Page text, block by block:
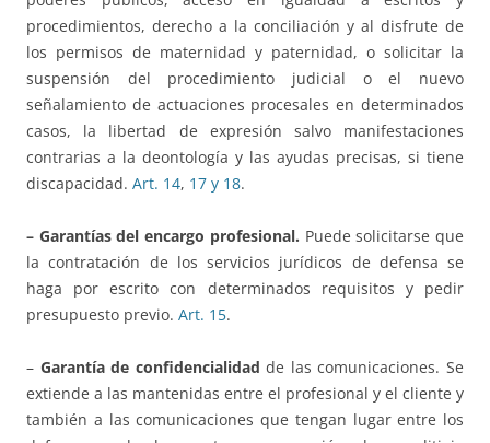
procedimientos, derecho a la conciliación y al disfrute de
los permisos de maternidad y paternidad, o solicitar la
suspensión del procedimiento judicial o el nuevo
señalamiento de actuaciones procesales en determinados
casos, la libertad de expresión salvo manifestaciones
contrarias a la deontología y las ayudas precisas, si tiene
discapacidad. Art. 14, 17 y 18.
– Garantías del encargo profesional. Puede solicitarse que
la contratación de los servicios jurídicos de defensa se
haga por escrito con determinados requisitos y pedir
presupuesto previo. Art. 15.
– Garantía de confidencialidad de las comunicaciones. Se
extiende a las mantenidas entre el profesional y el cliente y
también a las comunicaciones que tengan lugar entre los